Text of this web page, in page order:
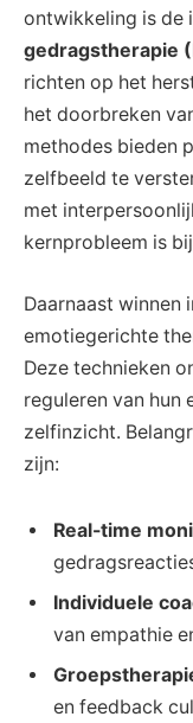
ontwikkeling is de
gedragstherapie
richten op het
het doorbreken
methodes bieden
zelfbeeld te
met
kernprobleem is
Daarnaast winnen
emotiegerichte
Deze technieken
reguleren van hun
zelfinzicht.
zijn:
Real-time
Individuele
van empathie
en feedback